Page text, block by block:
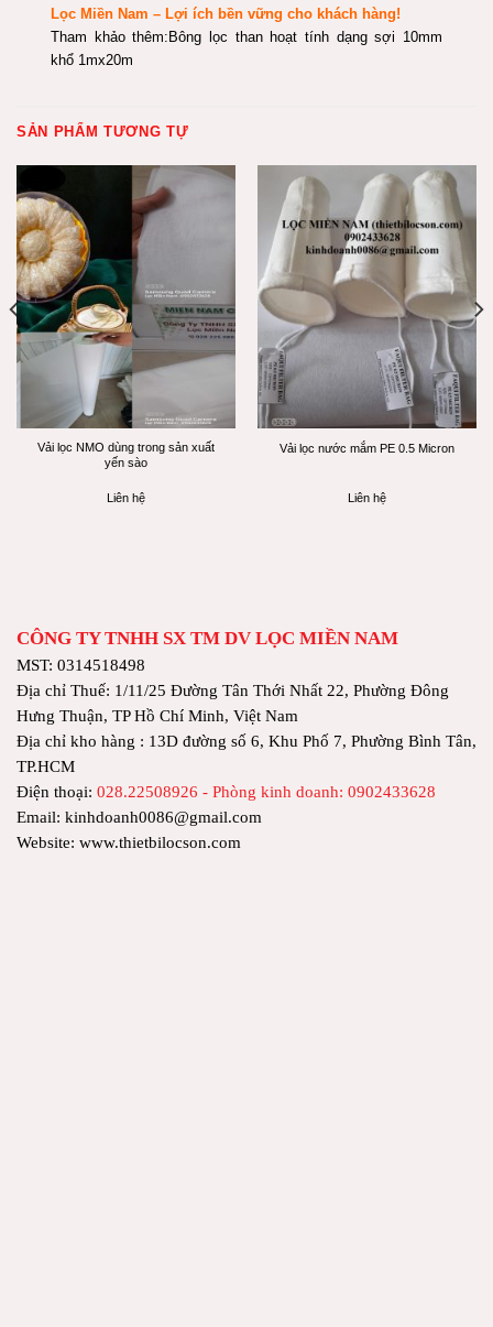
Lọc Miền Nam – Lợi ích bền vững cho khách hàng!
Tham khảo thêm: Bông lọc than hoạt tính dạng sợi 10mm
khổ 1mx20m
SẢN PHẨM TƯƠNG TỰ
Vải lọc NMO dùng trong sản xuất
yến sào
Liên hệ
Vải lọc nước mắm PE 0.5 Micron
Liên hệ
CÔNG TY TNHH SX TM DV LỌC MIỀN NAM
MST: 0314518498
Địa chỉ Thuế: 1/11/25 Đường Tân Thới Nhất 22, Phường Đông
Hưng Thuận, TP Hồ Chí Minh, Việt Nam
Địa chỉ kho hàng : 13D đường số 6, Khu Phố 7, Phường Bình Tân,
TP.HCM
Điện thoại: 028.22508926 - Phòng kinh doanh: 0902433628
Email: kinhdoanh0086@gmail.com
Website: www.thietbilocson.com